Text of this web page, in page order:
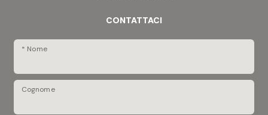
CONTATTACI
* Nome
Cognome